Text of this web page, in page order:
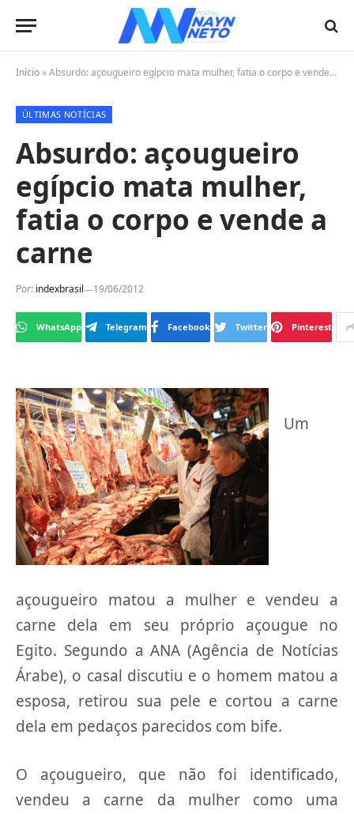
Início »Absurdo: açougueiro egípcio mata mulher, fatia o corpo e vende a carne
ÚLTIMAS NOTÍCIAS
Absurdo: açougueiro
egípcio mata mulher,
fatia o corpo e vende a
carne
Por: indexbrasil 19/06/2012
WhatsApp Telegram Facebook Twitter Pinterest
Um
açougueiro matou a mulher e vendeu a
carne dela em seu próprio açougue no
Egito. Segundo a ANA (Agência de Notícias
Árabe), o casal discutiu e o homem matou a
esposa, retirou sua pele e cortou a carne
dela em pedaços parecidos com bife.
O açougueiro, que não foi identificado,
vendeu a carne da mulher como uma